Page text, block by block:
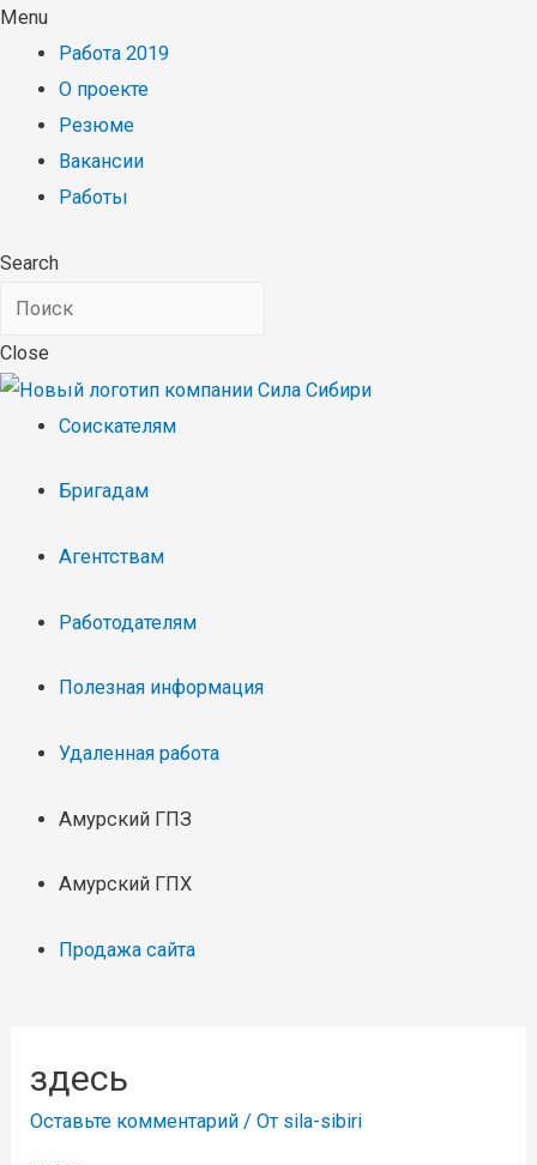
Menu
Работа 2019
О проекте
Резюме
Вакансии
Работы
Search
Close
Соискателям
Бригадам
Агентствам
Работодателям
Полезная информация
Удаленная работа
Амурский ГПЗ
Амурский ГПХ
Продажа сайта
здесь
Оставьте комментарий / От sila-sibiri